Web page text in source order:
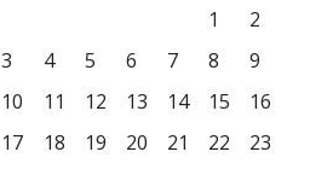
1
2
3
4 5 6 7 8
9
10
11 12 13 14 15
16
17
18 19 20 21 22
23